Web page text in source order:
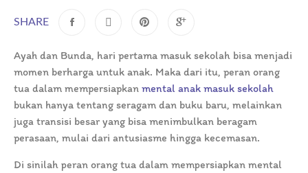
SHARE
Ayah dan Bunda, hari pertama masuk sekolah bisa menjadi
momen berharga untuk anak. Maka dari itu, peran orang
tua dalam mempersiapkan mental anak masuk sekolah
bukan hanya tentang seragam dan buku baru, melainkan
juga transisi besar yang bisa menimbulkan beragam
perasaan, mulai dari antusiasme hingga kecemasan.
Di sinilah peran orang tua dalam mempersiapkan mental